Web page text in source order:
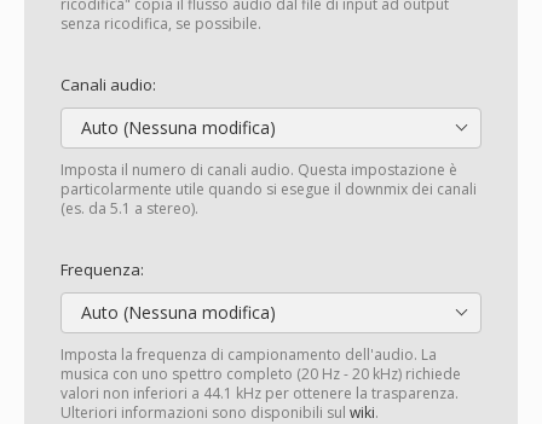
ricodifica" copia il flusso audio dal file di input ad output
senza ricodifica, se possibile.
Canali audio:
Auto (Nessuna modifica)
Imposta il numero di canali audio. Questa impostazione è
particolarmente utile quando si esegue il downmix dei canali
(es. da 5.1 a stereo).
Frequenza:
Auto (Nessuna modifica)
Imposta la frequenza di campionamento dell'audio. La
musica con uno spettro completo (20 Hz - 20 kHz) richiede
valori non inferiori a 44.1 kHz per ottenere la trasparenza.
Ulteriori informazioni sono disponibili sul wiki.